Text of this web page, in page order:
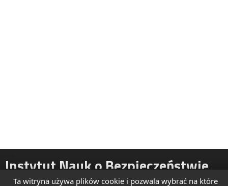
Ta witryna używa plików cookie i pozwala wybrać na które
Instytut Nauk o Bezpieczeństwie
ul. Żytnia 39